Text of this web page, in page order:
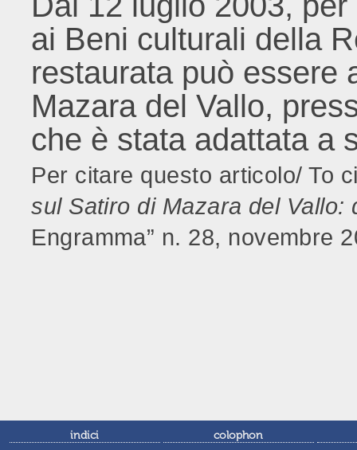
ai Beni culturali della
restaurata può essere
Mazara del Vallo,
che è stata adattata
Per citare questo articolo/ To
sul Satiro di Mazara del Vallo:
Engramma” n. 28, novembre
indici
colophon